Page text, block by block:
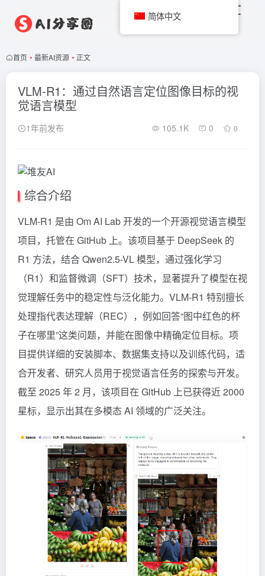
首页 • 最新AI资源 • 正文
VLM-R1：通过自然语言定位图像目标的视
觉语言模型
1年前发布 105.1K 0 0
综合介绍
VLM-R1 是由 Om AI Lab 开发的一个开源视觉语言模型
项目，托管在 GitHub 上。该项目基于 DeepSeek 的
R1 方法，结合Qwen2.5-VL模型，通过强化学习
（R1）和监督微调（SFT）技术，显著提升了模型在视
觉理解任务中的稳定性与泛化能力。VLM-R1 特别擅长
处理指代表达理解（REC），例如回答“图中红色的杯
子在哪里”这类问题，并能在图像中精确定位目标。项
目提供详细的安装脚本、数据集支持以及训练代码，适
合开发者、研究人员用于视觉语言任务的探索与开发。
截至 2025 年 2 月，该项目在 GitHub 上已获得近 2000
星标，显示出其在多模态 AI 领域的广泛关注。
简体中文